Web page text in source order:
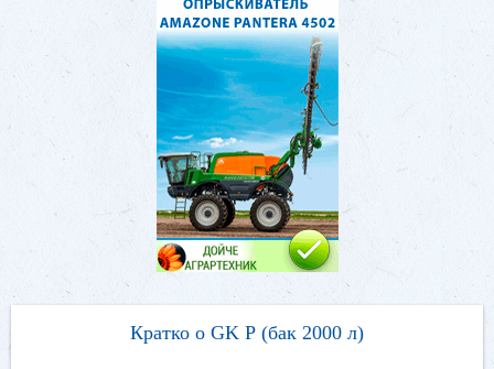
Кратко о GK Р (бак 2000 л)